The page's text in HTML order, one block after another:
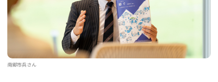
南郷市兵さん